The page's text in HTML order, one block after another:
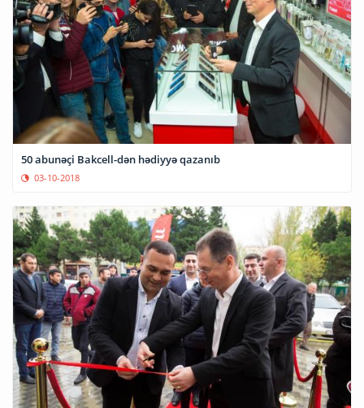
50 abunəçi Bakcell-dən hədiyyə qazanıb
03-10-2018